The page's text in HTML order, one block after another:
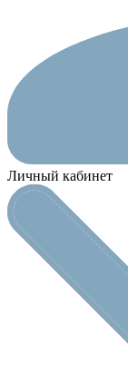
Личный кабинет